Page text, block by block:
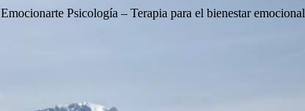
Emocionarte Psicología – Terapia para el bienestar emocional